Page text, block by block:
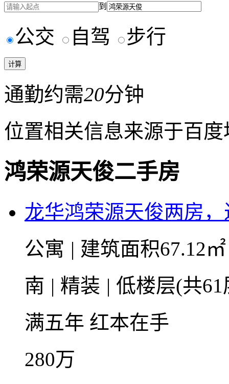
到
公交 自驾 步行
通勤约需20分钟
位置相关信息来源于百
鸿荣源天俊二手房
龙华鸿荣源天俊两房
公寓 | 建筑面积67.12
南 | 精装 | 低楼层(共
满五年 红本在手
280万